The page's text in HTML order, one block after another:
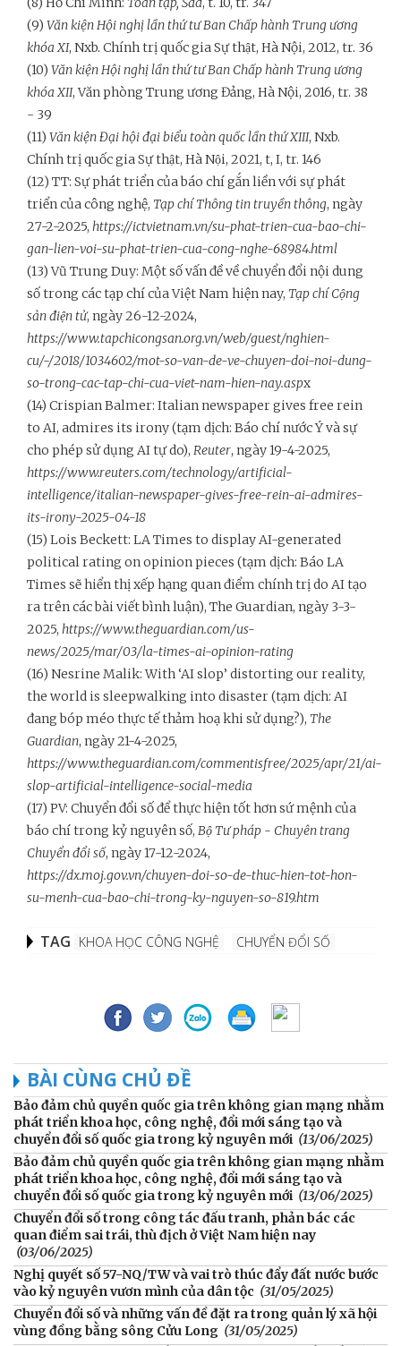
(9) Văn kiện Hội nghị lần thứ tư Ban Chấp hành Trung ương
khóa XI, Nxb. Chính trị quốc gia Sự thật, Hà Nội, 2012, tr. 36
(10) Văn kiện Hội nghị lần thứ tư Ban Chấp hành Trung ương
khóa XII, Văn phòng Trung ương Đảng, Hà Nội, 2016, tr. 38
- 39
(11) Văn kiện Đại hội đại biểu toàn quốc lần thứ XIII, Nxb.
Chính trị quốc gia Sự thật, Hà Nội, 2021, t, I, tr. 146
(12) TT: Sự phát triển của báo chí gắn liền với sự phát
triển của công nghệ, Tạp chí Thông tin truyền thông, ngày
27-2-2025, https://ictvietnam.vn/su-phat-trien-cua-bao-chi-
gan-lien-voi-su-phat-trien-cua-cong-nghe-68984.html
(13) Vũ Trung Duy: Một số vấn đề về chuyển đổi nội dung
số trong các tạp chí của Việt Nam hiện nay, Tạp chí Cộng
sản điện tử, ngày 26-12-2024,
https://www.tapchicongsan.org.vn/web/guest/nghien-
cu/-/2018/1034602/mot-so-van-de-ve-chuyen-doi-noi-dung-
so-trong-cac-tap-chi-cua-viet-nam-hien-nay.aspx
(14) Crispian Balmer: Italian newspaper gives free rein
to AI, admires its irony (tạm dịch: Báo chí nước Ý và sự
cho phép sử dụng AI tự do), Reuter, ngày 19-4-2025,
https://www.reuters.com/technology/artificial-
intelligence/italian-newspaper-gives-free-rein-ai-admires-
its-irony-2025-04-18
(15) Lois Beckett: LA Times to display AI-generated
political rating on opinion pieces (tạm dịch: Báo LA
Times sẽ hiển thị xếp hạng quan điểm chính trị do AI tạo
ra trên các bài viết bình luận), The Guardian, ngày 3-3-
2025, https://www.theguardian.com/us-
news/2025/mar/03/la-times-ai-opinion-rating
(16) Nesrine Malik: With ‘AI slop’ distorting our reality,
the world is sleepwalking into disaster (tạm dịch: AI
đang bóp méo thực tế thảm hoạ khi sử dụng?), The
Guardian, ngày 21-4-2025,
https://www.theguardian.com/commentisfree/2025/apr/21/ai-
slop-artificial-intelligence-social-media
(17) PV: Chuyển đổi số để thực hiện tốt hơn sứ mệnh của
báo chí trong kỷ nguyên số, Bộ Tư pháp - Chuyên trang
Chuyển đổi số, ngày 17-12-2024,
https://dx.moj.gov.vn/chuyen-doi-so-de-thuc-hien-tot-hon-
su-menh-cua-bao-chi-trong-ky-nguyen-so-819.htm
TAG KHOA HỌC CÔNG NGHỆ CHUYỂN ĐỔI SỐ
BÀI CÙNG CHỦ ĐỀ
Bảo đảm chủ quyền quốc gia trên không gian mạng nhằm
phát triển khoa học, công nghệ, đổi mới sáng tạo và
chuyển đổi số quốc gia trong kỷ nguyên mới (13/06/2025)
Bảo đảm chủ quyền quốc gia trên không gian mạng nhằm
phát triển khoa học, công nghệ, đổi mới sáng tạo và
chuyển đổi số quốc gia trong kỷ nguyên mới (13/06/2025)
Chuyển đổi số trong công tác đấu tranh, phản bác các
quan điểm sai trái, thù địch ở Việt Nam hiện nay
(03/06/2025)
Nghị quyết số 57-NQ/TW và vai trò thúc đẩy đất nước bước
vào kỷ nguyên vươn mình của dân tộc (31/05/2025)
Chuyển đổi số và những vấn đề đặt ra trong quản lý xã hội
vùng đồng bằng sông Cửu Long (31/05/2025)